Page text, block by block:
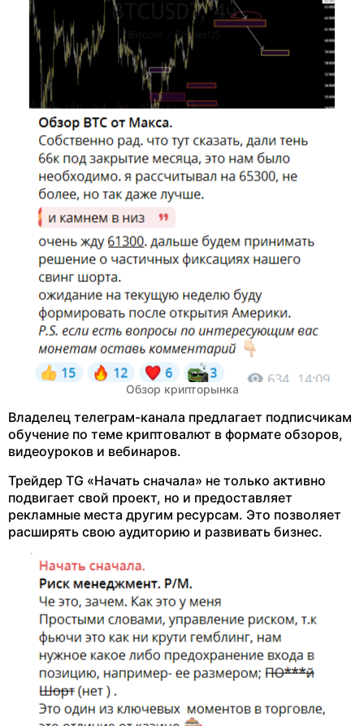
Обзор крипторынка
Владелец телеграм-канала предлагает подписчикам
обучение по теме криптовалют в формате обзоров,
видеоуроков и вебинаров.
Трейдер TG «Начать сначала» не только активно
подвигает свой проект, но и предоставляет
рекламные места другим ресурсам. Это позволяет
расширять свою аудиторию и развивать бизнес.